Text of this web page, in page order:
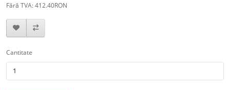
Fără TVA: 412.40RON
Cantitate